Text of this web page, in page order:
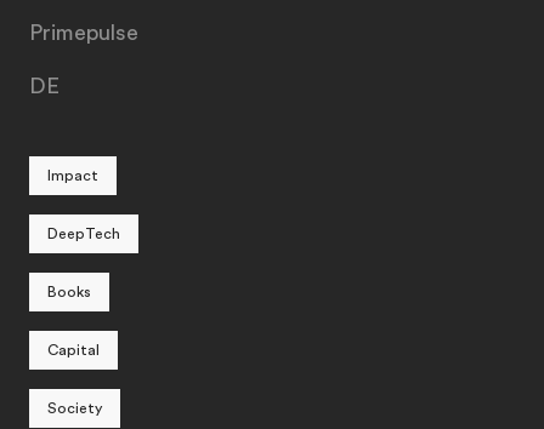
Primepulse
DE
Impact
DeepTech
Books
Capital
Society